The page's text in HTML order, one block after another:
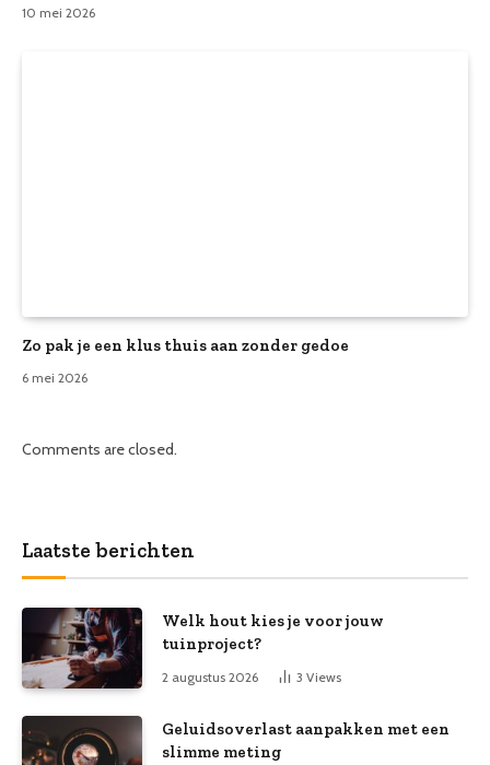
10 mei 2026
Zo pak je een klus thuis aan zonder gedoe
6 mei 2026
Comments are closed.
Laatste berichten
Welk hout kies je voor jouw
tuinproject?
2 augustus 2026 3 Views
Geluidsoverlast aanpakken met een
slimme meting